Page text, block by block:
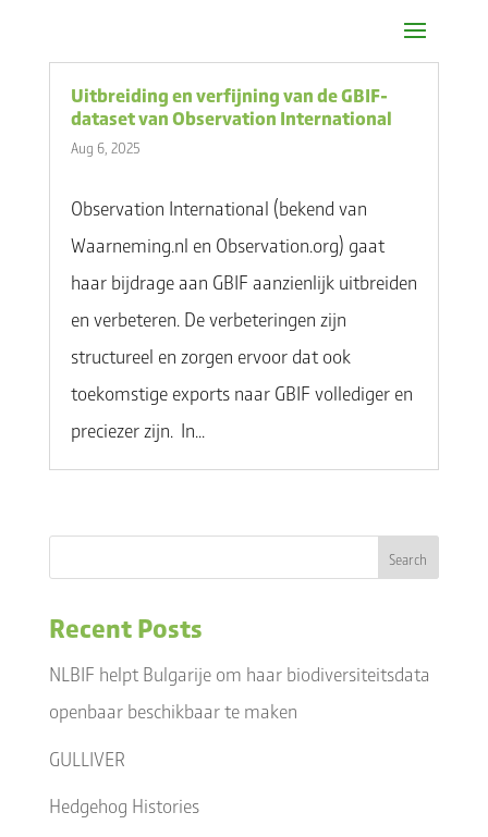
Uitbreiding en verfijning van de GBIF-
dataset van Observation International
Aug 6, 2025
Observation International (bekend van
Waarneming.nl en Observation.org) gaat
haar bijdrage aan GBIF aanzienlijk uitbreiden
en verbeteren. De verbeteringen zijn
structureel en zorgen ervoor dat ook
toekomstige exports naar GBIF vollediger en
preciezer zijn. In...
Recent Posts
NLBIF helpt Bulgarije om haar biodiversiteitsdata
openbaar beschikbaar te maken
GULLIVER
Hedgehog Histories